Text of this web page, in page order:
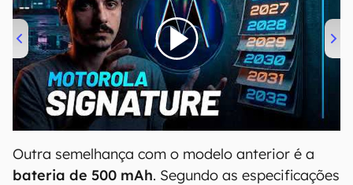
00:00/20:46
Outra semelhança com o modelo anterior é a
bateria de 500 mAh. Segundo as especificações